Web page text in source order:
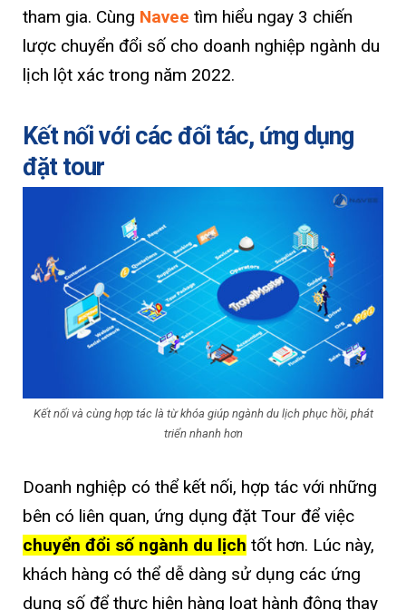
tham gia. Cùng Navee tìm hiểu ngay 3 chiến
lược chuyển đổi số cho doanh nghiệp ngành du
lịch lột xác trong năm 2022.
Kết nối với các đối tác, ứng dụng
đặt tour
Kết nối và cùng hợp tác là từ khóa giúp ngành du lịch phục hồi, phát
triển nhanh hơn
Doanh nghiệp có thể kết nối, hợp tác với những
bên có liên quan, ứng dụng đặt Tour để việc
chuyển đổi số ngành du lịch tốt hơn. Lúc này,
khách hàng có thể dễ dàng sử dụng các ứng
dụng số để thực hiện hàng loạt hành động thay